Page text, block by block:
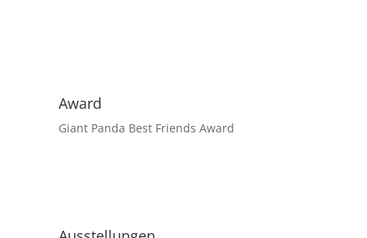
Award
Giant Panda Best Friends Award